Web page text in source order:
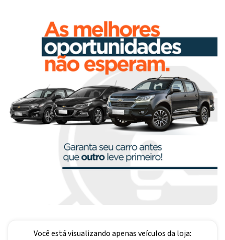
Você está visualizando apenas veículos da loja: